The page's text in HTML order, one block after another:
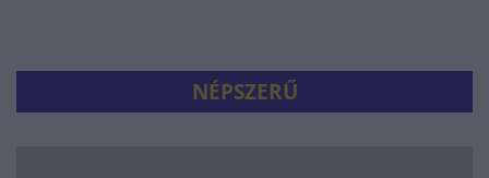
NÉPSZERŰ